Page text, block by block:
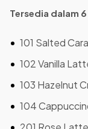
Tersedia dalam
101 Salted
102 Vanilla
103 Hazelnut
104